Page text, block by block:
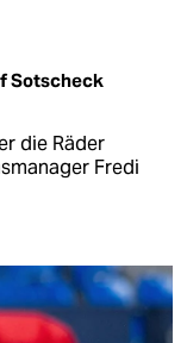
Sotscheck
die Räder
Fredi